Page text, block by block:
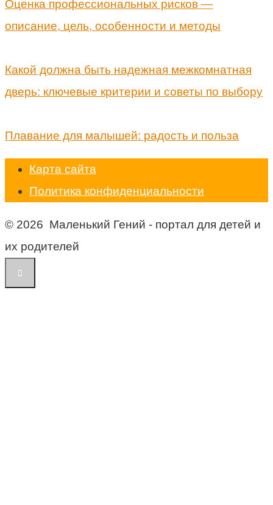
Оценка профессиональных рисков —
описание, цель, особенности и методы
Какой должна быть надежная межкомнатная
дверь: ключевые критерии и советы по выбору
Плавание для малышей: радость и польза
Карта сайта
Политика конфиденциальности
© 2026 Маленький Гений - портал для детей и
их родителей